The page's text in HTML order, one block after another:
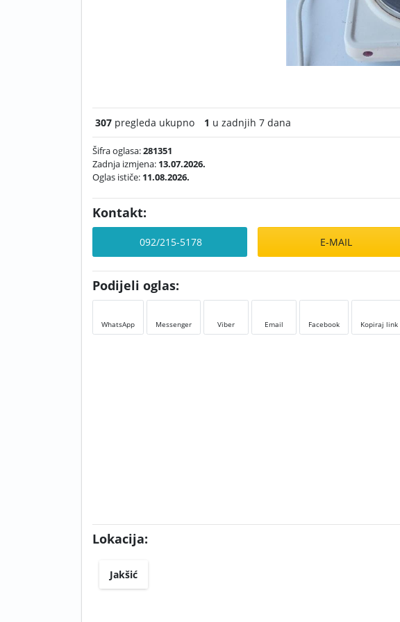
307 pregleda ukupno 1 u zadnjih 7 dana
Šifra oglasa:281351
Zadnja izmjena: 13.07.2026.
Oglas ističe: 11.08.2026.
Kontakt:
092/215-5178 E-MAIL
Podijeli oglas:
WhatsApp Messenger Viber Email Facebook Kopiraj link
Lokacija:
Jakšić